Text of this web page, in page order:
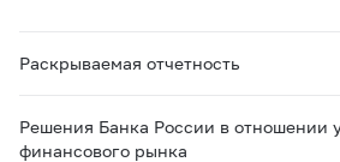
Раскрываемая отчетность
Решения Банка России в отношении
финансового рынка